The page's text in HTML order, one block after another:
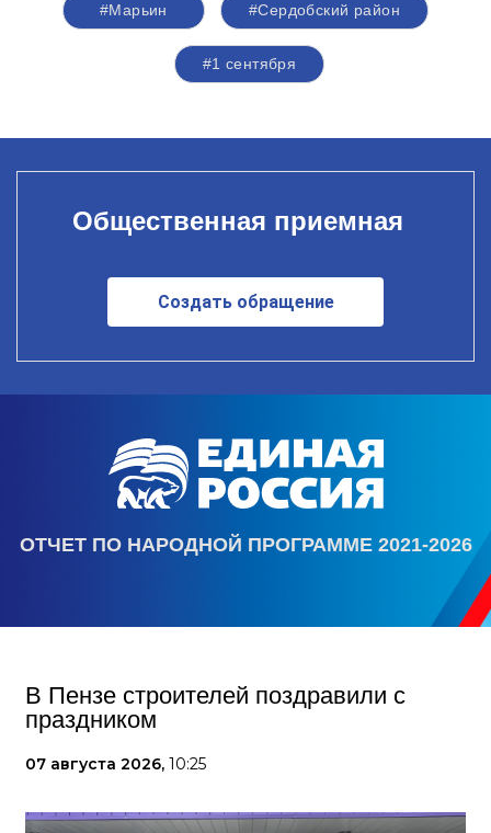
#Марьин #Сердобский район
#1 сентября
Общественная приемная
Создать обращение
ОТЧЕТ ПО НАРОДНОЙ ПРОГРАММЕ 2021-2026
В Пензе строителей поздравили с
праздником
07 августа 2026, 10:25